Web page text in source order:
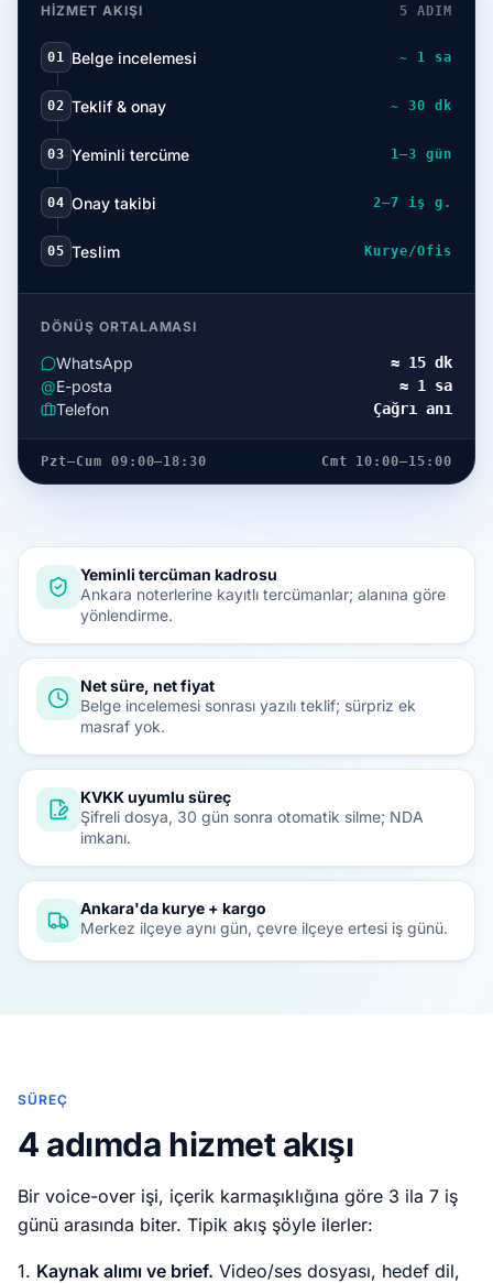
HIZMET AKIŞI 5 ADIM
01 Belge incelemesi ~ 1 sa
02 Teklif & onay ~ 30 dk
03 Yeminli tercüme 1–3 gün
04 Onay takibi 2–7 iş g.
05 Teslim Kurye/Ofis
DÖNÜŞ ORTALAMASI
WhatsApp ≈ 15 dk
@E-posta ≈ 1 sa
Telefon Çağrı anı
Pzt–Cum 09:00–18:30 Cmt 10:00–15:00
Yeminli tercüman kadrosu
Ankara noterlerine kayıtlı tercümanlar; alanına göre
yönlendirme.
Net süre, net fiyat
Belge incelemesi sonrası yazılı teklif; sürpriz ek
masraf yok.
KVKK uyumlu süreç
Şifreli dosya, 30 gün sonra otomatik silme; NDA
imkanı.
Ankara'da kurye + kargo
Merkez ilçeye aynı gün, çevre ilçeye ertesi iş günü.
SÜREÇ
4 adımda hizmet akışı
Bir voice-over işi, içerik karmaşıklığına göre 3 ila 7 iş
günü arasında biter. Tipik akış şöyle ilerler:
1. Kaynak alımı ve brief. Video/ses dosyası, hedef dil,